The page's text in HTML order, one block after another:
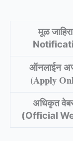
मूळ
ऑनलाईन
(Apply
अधिकृत
(Official